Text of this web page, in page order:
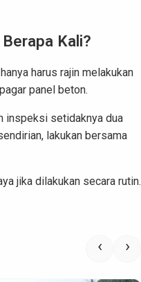
Kali?
harus rajin melakukan
panel beton.
inspeksi setidaknya dua
lakukan bersama
jika dilakukan secara rutin.
‹ ›